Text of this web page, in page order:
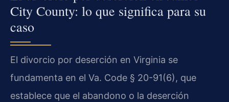
City County: lo que significa para su
caso
El divorcio por deserción en Virginia se
fundamenta en el Va. Code § 20-91(6), que
establece que el abandono o la deserción